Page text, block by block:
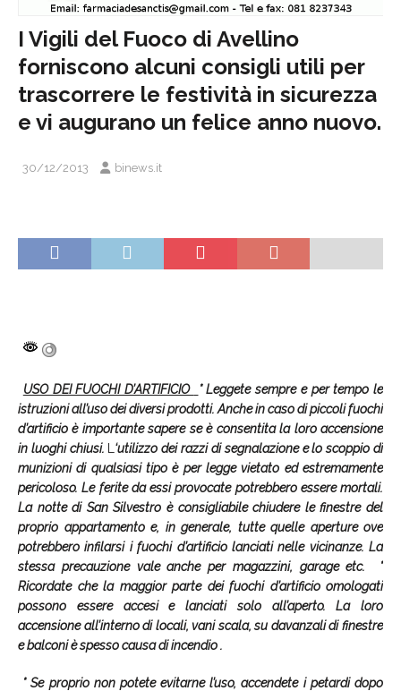
I Vigili del Fuoco di Avellino
forniscono alcuni consigli utili per
trascorrere le festività in sicurezza
e vi augurano un felice anno nuovo.
30/12/2013 binews.it
USO DEI FUOCHI D’ARTIFICIO
* Leggete sempre e per tempo le
istruzioni all’uso dei diversi prodotti. Anche in caso di piccoli fuochi
d’artificio è importante sapere se è consentita la loro accensione
in luoghi chiusi. L ‘utilizzo dei razzi di segnalazione e lo scoppio di
munizioni di qualsiasi tipo è per legge vietato ed estremamente
pericoloso. Le ferite da essi provocate potrebbero essere mortali.
La notte di San Silvestro è consigliabile chiudere le finestre del
proprio appartamento e, in generale, tutte quelle aperture ove
potrebbero infilarsi i fuochi d’artificio lanciati nelle vicinanze. La
stessa precauzione vale anche per magazzini, garage etc.
*
Ricordate che la maggior parte dei fuochi d’artificio omologati
possono essere accesi e lanciati solo all’aperto. La loro
accensione all’interno di locali, vani scala, su davanzali di finestre
e balconi è spesso causa di incendio .
* Se proprio non potete evitarne l’uso, accendete i petardi dopo